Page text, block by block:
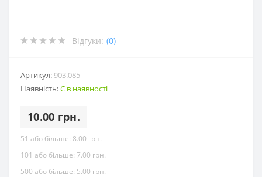
Відгуки: (0)
Артикул: 903.085
Наявність:Є в наявності
10.00 грн.
51 або більше: 8.00 грн.
101 або більше: 7.00 грн.
500 або більше: 5.00 грн.